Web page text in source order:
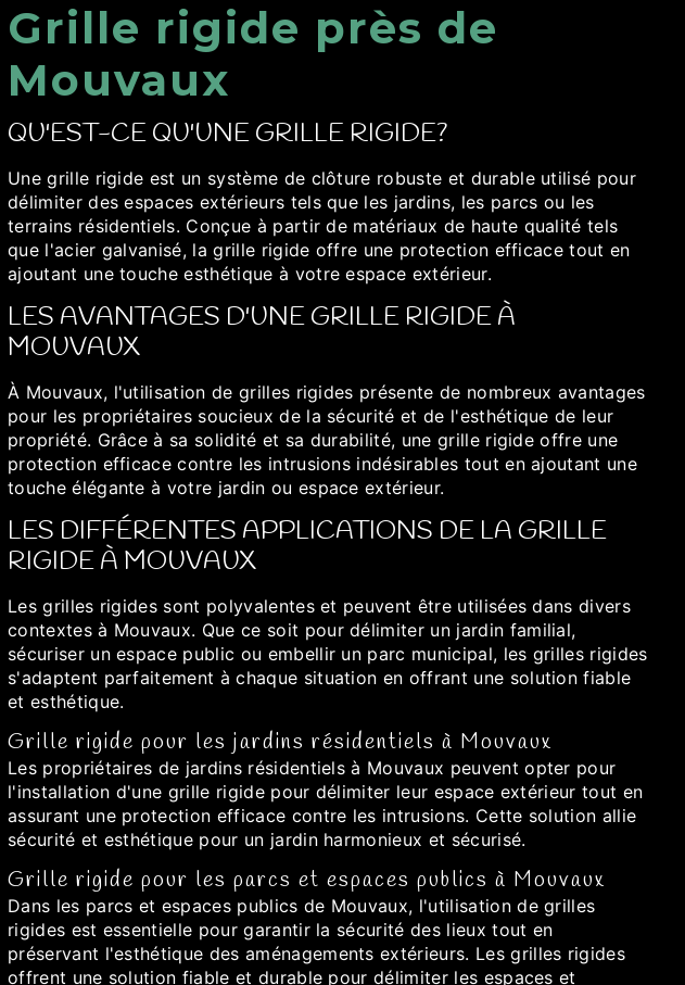
Grille rigide près de
Mouvaux
QU'EST-CE QU'UNE GRILLE RIGIDE?
Une grille rigide est un système de clôture robuste et durable utilisé pour
délimiter des espaces extérieurs tels que les jardins, les parcs ou les
terrains résidentiels. Conçue à partir de matériaux de haute qualité tels
que l'acier galvanisé, la grille rigide offre une protection efficace tout en
ajoutant une touche esthétique à votre espace extérieur.
LES AVANTAGES D'UNE GRILLE RIGIDE À
MOUVAUX
À Mouvaux, l'utilisation de grilles rigides présente de nombreux avantages
pour les propriétaires soucieux de la sécurité et de l'esthétique de leur
propriété. Grâce à sa solidité et sa durabilité, une grille rigide offre une
protection efficace contre les intrusions indésirables tout en ajoutant une
touche élégante à votre jardin ou espace extérieur.
LES DIFFÉRENTES APPLICATIONS DE LA GRILLE
RIGIDE À MOUVAUX
Les grilles rigides sont polyvalentes et peuvent être utilisées dans divers
contextes à Mouvaux. Que ce soit pour délimiter un jardin familial,
sécuriser un espace public ou embellir un parc municipal, les grilles rigides
s'adaptent parfaitement à chaque situation en offrant une solution fiable
et esthétique.
Grille rigide pour les jardins résidentiels à Mouvaux
Les propriétaires de jardins résidentiels à Mouvaux peuvent opter pour
l'installation d'une grille rigide pour délimiter leur espace extérieur tout en
assurant une protection efficace contre les intrusions. Cette solution allie
sécurité et esthétique pour un jardin harmonieux et sécurisé.
Grille rigide pour les parcs et espaces publics à Mouvaux
Dans les parcs et espaces publics de Mouvaux, l'utilisation de grilles
rigides est essentielle pour garantir la sécurité des lieux tout en
préservant l'esthétique des aménagements extérieurs. Les grilles rigides
offrent une solution fiable et durable pour délimiter les espaces et